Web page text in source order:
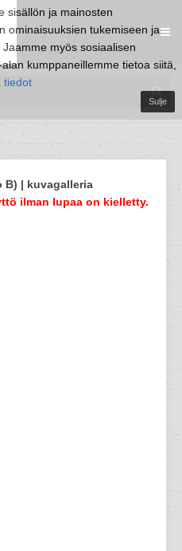
sisällön ja mainosten
ominaisuuksien tukemiseen ja
myös sosiaalisen
kumppaneillemme tietoa siitä,
tiedot
Sulje
B) | kuvagalleria
ilman lupaa on kielletty.